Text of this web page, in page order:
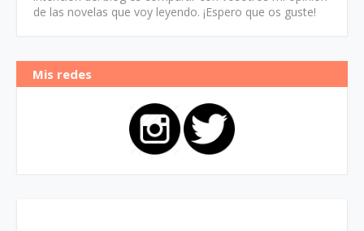
de las novelas que voy leyendo. ¡Espero que os guste!
Mis redes